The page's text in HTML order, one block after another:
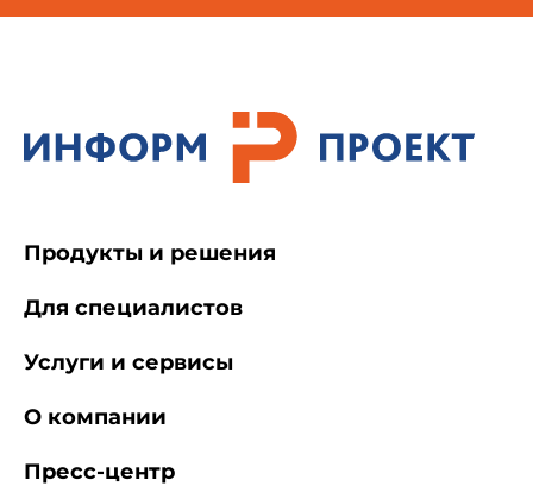
Продукты и решения
Для специалистов
Услуги и сервисы
О компании
Пресс-центр